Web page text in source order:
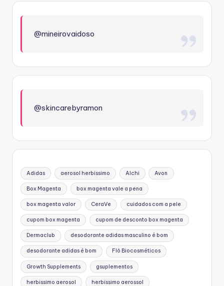
@mineirovaidoso
@skincarebyramon
Adidas aerosol herbissimo Alchi Avon
Box Magenta box magenta vale a pena
box magenta valor CeraVe cuidados com a pele
cupom box magenta cupom de desconto box magenta
Dermaclub desodorante adidas masculino é bom
desodorante adidas é bom Flô Biocosméticos
Growth Supplements gsuplementos
herbissimo aerosol herbissimo aerossol